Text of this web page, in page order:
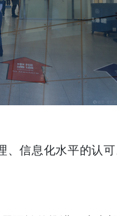
、信息化水平的认